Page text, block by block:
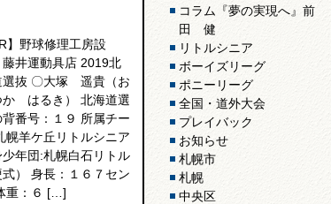
】野球修理工房設
藤井運動具店 2019北
選抜 〇大塚 遥貴（お
か はるき） 北海道選
番号：１９ 所属チー
幌羊ケ丘リトルシニア
少年団:札幌白石リトル
式） 身長：１６７セン
重：６ […]
コラム『夢の実現へ』前
田 健
リトルシニア
ボーイズリーグ
ポニーリーグ
全国・道外大会
プレイバック
お知らせ
札幌市
札幌
中央区